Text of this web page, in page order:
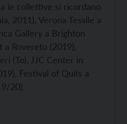
le collettive si ricordano
2011), Verona Tessile a
Gallery a Brighton
a Rovereto (2019),
(To), JJC Center in
Festival of Quits a
20).